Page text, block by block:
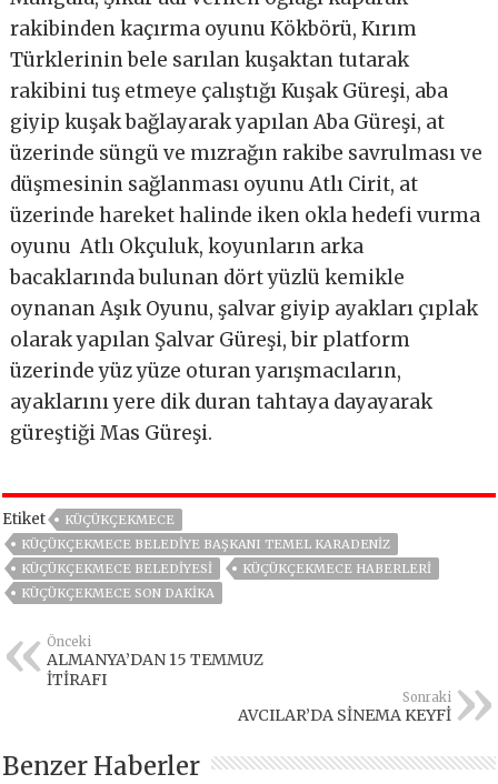
rakibinden kaçırma oyunu Kökbörü, Kırım
Türklerinin bele sarılan kuşaktan tutarak
rakibini tuş etmeye çalıştığı Kuşak Güreşi, aba
giyip kuşak bağlayarak yapılan Aba Güreşi, at
üzerinde süngü ve mızrağın rakibe savrulması ve
düşmesinin sağlanması oyunu Atlı Cirit, at
üzerinde hareket halinde iken okla hedefi vurma
oyunu Atlı Okçuluk, koyunların arka
bacaklarında bulunan dört yüzlü kemikle
oynanan Aşık Oyunu, şalvar giyip ayakları çıplak
olarak yapılan Şalvar Güreşi, bir platform
üzerinde yüz yüze oturan yarışmacıların,
ayaklarını yere dik duran tahtaya dayayarak
güreştiği Mas Güreşi.
Etiket
KÜÇÜKÇEKMECE
KÜÇÜKÇEKMECE BELEDIYE BAŞKANI TEMEL KARADENIZ
KÜÇÜKÇEKMECE BELEDIYESI
KÜÇÜKÇEKMECE HABERLERI
KÜÇÜKÇEKMECE SON DAKIKA
Önceki
ALMANYA’DAN 15 TEMMUZ
İTİRAFI
Sonraki
AVCILAR’DA SİNEMA KEYFİ
Benzer Haberler